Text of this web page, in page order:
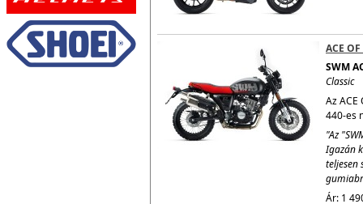
ACE
SWM
Classic
Az
440-es
"Az
Igazán
teljesen
Ár: 1